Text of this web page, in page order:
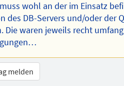
wohl an der im Einsatz
des DB-Servers und/oder der
Die waren jeweils recht
melden